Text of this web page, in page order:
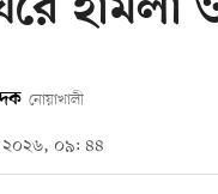
হামলা
নোয়াখালী
২০২৬, ০৯: ৪৪